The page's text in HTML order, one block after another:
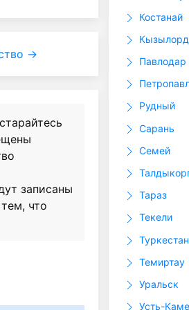
→
записаны
что
Костанай
Павлодар
Рудный
Сарань
Семей
Тараз
Текели
Туркестан
Темиртау
Уральск
Усть-